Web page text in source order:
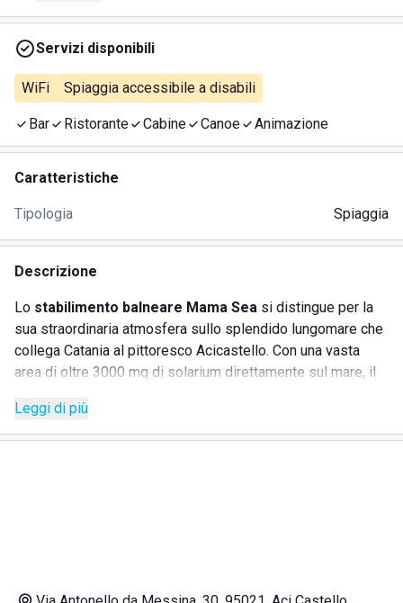
Servizi disponibili
WiFi Spiaggia accessibile a disabili
Bar Ristorante Cabine Canoe Animazione
Caratteristiche
Tipologia Spiaggia
Descrizione
Lo stabilimento balneare Mama Sea si distingue per la
sua straordinaria atmosfera sullo splendido lungomare che
collega Catania al pittoresco Acicastello. Con una vasta
area di oltre 3000 mq di solarium direttamente sul mare, il
ideale per famiglie e gruppi di amici. La presenza di un
servizio animazione dedicato ai più piccoli garantisce una
Leggi di più